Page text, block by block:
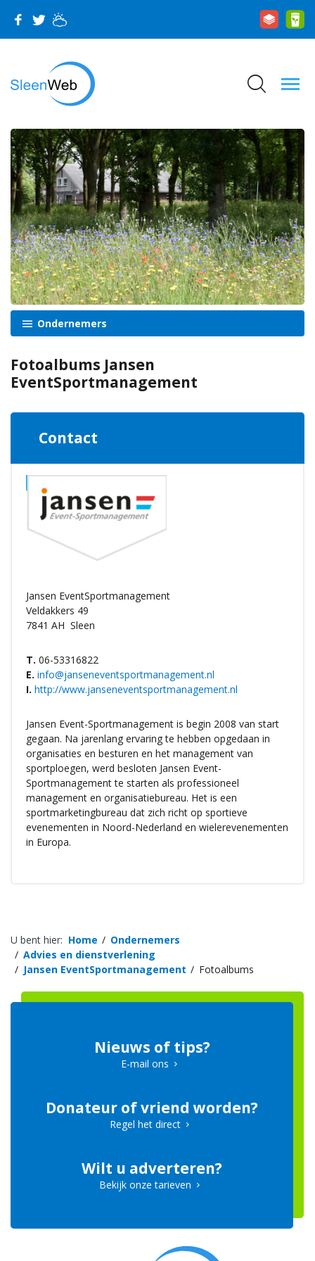
Ondernemers
Fotoalbums Jansen
EventSportmanagement
Contact
Jansen EventSportmanagement
Veldakkers 49
7841 AH Sleen
T. 06-53316822
E. info@janseneventsportmanagement.nl
I. http://www.janseneventsportmanagement.nl
Jansen Event-Sportmanagement is begin 2008 van start
gegaan. Na jarenlang ervaring te hebben opgedaan in
organisaties en besturen en het management van
sportploegen, werd besloten Jansen Event-
Sportmanagement te starten als professioneel
management en organisatiebureau. Het is een
sportmarketingbureau dat zich richt op sportieve
evenementen in Noord-Nederland en wielerevenementen
in Europa.
U bent hier: Home
Ondernemers
Advies en dienstverlening
Jansen EventSportmanagement
Fotoalbums
Nieuws of tips?
E-mail ons
Donateur of vriend worden?
Regel het direct
Wilt u adverteren?
Bekijk onze tarieven